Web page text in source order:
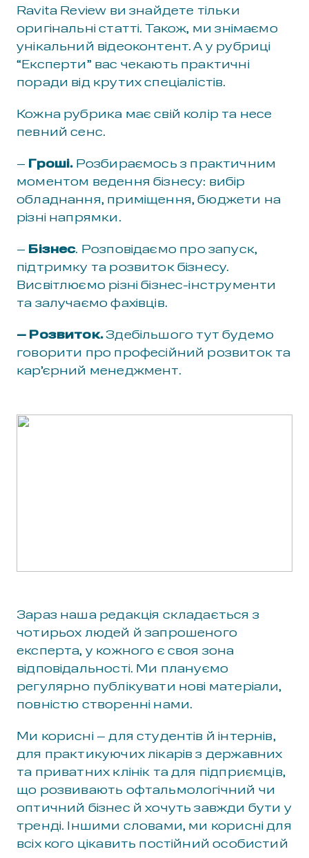
Ravita Review ви знайдете тільки
оригінальні статті. Також, ми знімаємо
унікальний відеоконтент. А у рубриці
“Експерти” вас чекають практичні
поради від крутих спеціалістів.
Кожна рубрика має свій колір та несе
певний сенс.
– Гроші.Розбираємось з практичним
моментом ведення бізнесу: вибір
обладнання, приміщення, бюджети на
різні напрямки.
– Бізнес. Розповідаємо про запуск,
підтримку та розвиток бізнесу.
Висвітлюємо різні бізнес-інструменти
та залучаємо фахівців.
– Розвиток.Здебільшого тут будемо
говорити про професійний розвиток та
кар’єрний менеджмент.
Зараз наша редакція складається з
чотирьох людей й запрошеного
експерта, у кожного є своя зона
відповідальності. Ми плануємо
регулярно публікувати нові матеріали,
повністю створенні нами.
Ми корисні – для студентів й інтернів,
для практикуючих лікарів з державних
та приватних клінік та для підприємців,
що розвивають офтальмологічний чи
оптичний бізнес й хочуть завжди бути у
тренді. Іншими словами, ми корисні для
всіх кого цікавить постійний особистий